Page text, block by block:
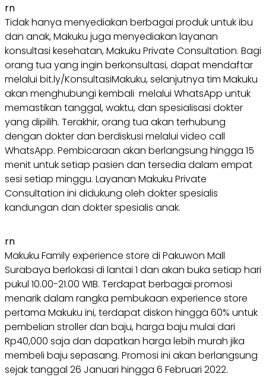
rn
Tidak hanya menyediakan berbagai produk untuk ibu
dan anak, Makuku juga menyediakan layanan
konsultasi kesehatan, Makuku Private Consultation. Bagi
orang tua yang ingin berkonsultasi, dapat mendaftar
melalui bit.ly/KonsultasiMakuku, selanjutnya tim Makuku
akan menghubungi kembali melalui WhatsApp untuk
memastikan tanggal, waktu, dan spesialisasi dokter
yang dipilih. Terakhir, orang tua akan terhubung
dengan dokter dan berdiskusi melalui video call
WhatsApp. Pembicaraan akan berlangsung hingga 15
menit untuk setiap pasien dan tersedia dalam empat
sesi setiap minggu. Layanan Makuku Private
Consultation ini didukung oleh dokter spesialis
kandungan dan dokter spesialis anak.
rn
Makuku Family experience store di Pakuwon Mall
Surabaya berlokasi di lantai 1 dan akan buka setiap hari
pukul 10.00-21.00 WIB. Terdapat berbagai promosi
menarik dalam rangka pembukaan experience store
pertama Makuku ini, terdapat diskon hingga 60% untuk
pembelian stroller dan baju, harga baju mulai dari
Rp40,000 saja dan dapatkan harga lebih murah jika
membeli baju sepasang. Promosi ini akan berlangsung
sejak tanggal 26 Januari hingga 6 Februari 2022.